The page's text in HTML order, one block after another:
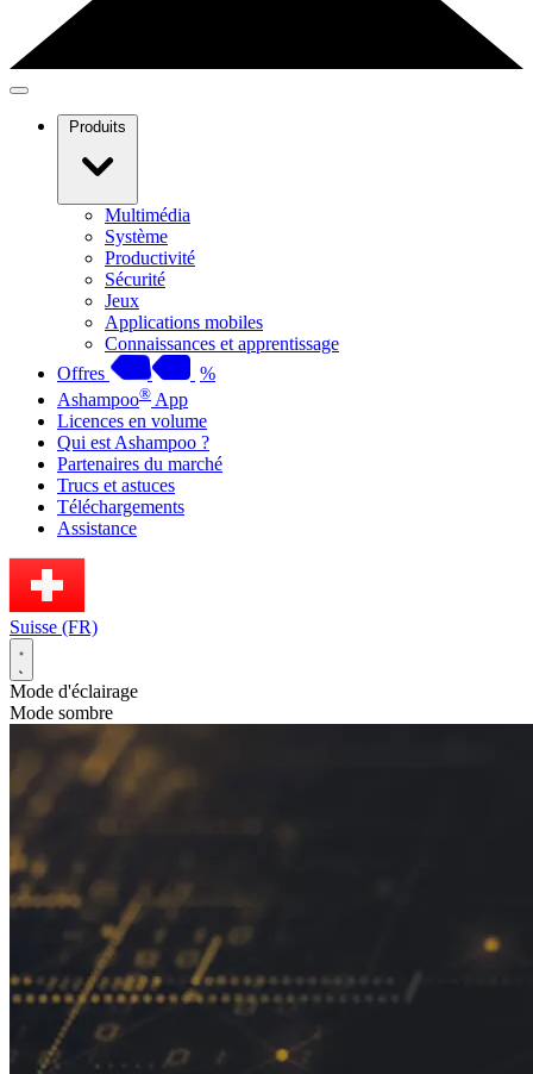
Produits
Multimédia
Système
Productivité
Sécurité
Jeux
Applications mobiles
Connaissances et apprentissage
Offres
%
Ashampoo® App
Licences en volume
Qui est Ashampoo ?
Partenaires du marché
Trucs et astuces
Téléchargements
Assistance
Suisse (FR)
Mode d'éclairage
Mode sombre